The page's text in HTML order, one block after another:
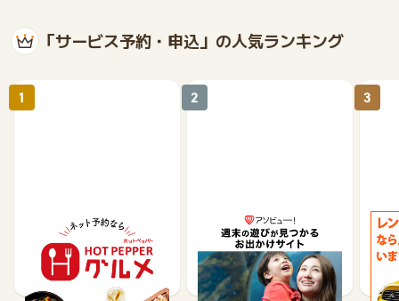
「サービス予約・申込」の人気ランキング
【ホットペッパーグル
メ】レストラン予約
85
1
遊び予約／レジャーチケ
ット購入サイト「アソビ
ュー！」
1.5%
2
じ
3